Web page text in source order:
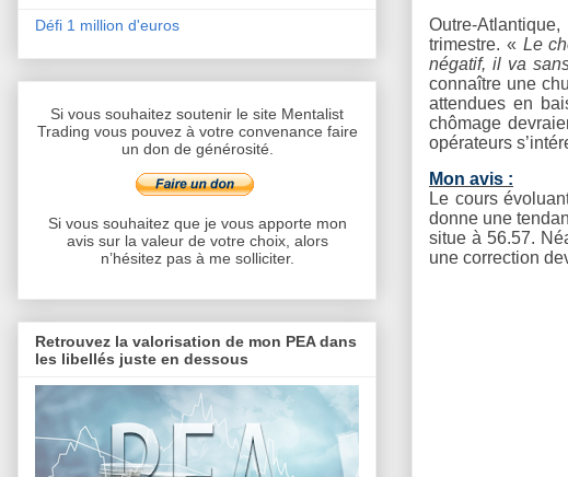
Outre-
trimestre. « Le
négatif, il va
connaître une
attendues en
chômage
opérateurs
Mon avis :
Le cours
donne une
situe à 56.57.
une correction
Défi 1 million d'euros
Si vous souhaitez soutenir le site Mentalist
Trading vous pouvez à votre convenance faire
un don de générosité.
Si vous souhaitez que je vous apporte mon
avis sur la valeur de votre choix, alors
n’hésitez pas à me solliciter.
Retrouvez la valorisation de mon PEA dans
les libellés juste en dessous